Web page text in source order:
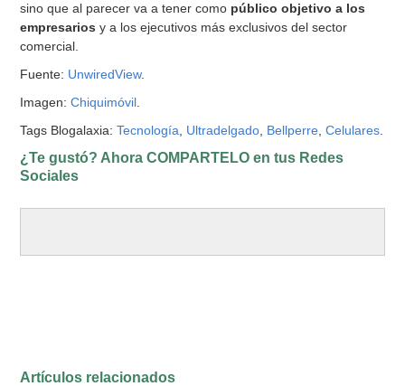
sino que al parecer va a tener como público objetivo a los
empresarios y a los ejecutivos más exclusivos del sector
comercial.
Fuente: UnwiredView.
Imagen:Chiquimóvil
Tags Blogalaxia:Tecnología Ultradelgado Bellperre ,Celulares
¿Te gustó? Ahora COMPARTELO en tus Redes
Sociales
Artículos relacionados